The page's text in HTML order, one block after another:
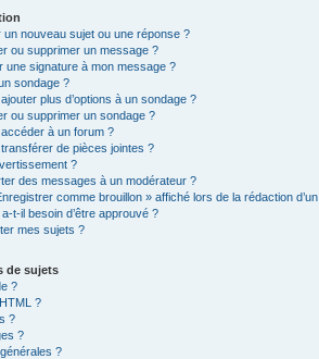
un nouveau sujet ou une réponse ?
ou supprimer un message ?
une signature à mon message ?
sondage ?
plus d’options à un sondage ?
ou supprimer un sondage ?
à un forum ?
de pièces jointes ?
?
des messages à un modérateur ?
comme brouillon » affiché lors de la rédaction
t-il besoin d’être approuvé ?
mes sujets ?
de sujets
?
?
?
?
?